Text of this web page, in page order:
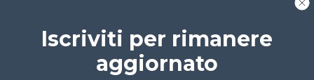
Iscriviti per rimanere
aggiornato